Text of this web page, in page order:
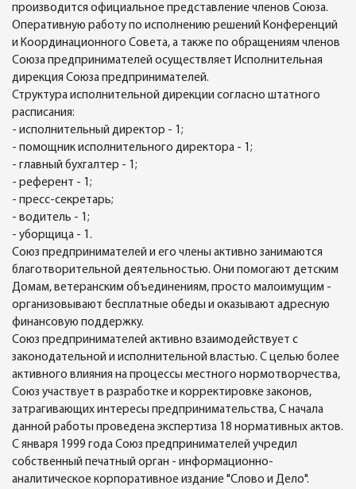
производится официальное представление членов Союза.
Оперативную работу по исполнению решений Конференций
и Координационного Совета, а также по обращениям членов
Союза предпринимателей осуществляет Исполнительная
дирекция Союза предпринимателей.
Структура исполнительной дирекции согласно штатного
расписания:
- исполнительный директор - 1;
- помощник исполнительного директора - 1;
- главный бухгалтер - 1;
- референт - 1;
- пресс-секретарь;
- водитель - 1;
- уборщица - 1.
Союз предпринимателей и его члены активно занимаются
благотворительной деятельностью. Они помогают детским
Домам, ветеранским объединениям, просто малоимущим -
организовывают бесплатные обеды и оказывают адресную
финансовую поддержку.
Союз предпринимателей активно взаимодействует с
законодательной и исполнительной властью. С целью более
активного влияния на процессы местного нормотворчества,
Союз участвует в разработке и корректировке законов,
затрагивающих интересы предпринимательства, С начала
данной работы проведена экспертиза 18 нормативных актов.
С января 1999 года Союз предпринимателей учредил
собственный печатный орган - информационно-
аналитическое корпоративное издание "Слово и Дело".